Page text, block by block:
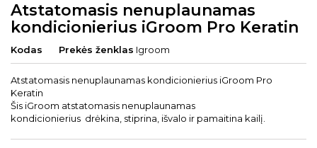
Atstatomasis nenuplaunamas
kondicionierius iGroom Pro Keratin
Kodas Prekės ženklas Igroom
Atstatomasis nenuplaunamas kondicionierius iGroom Pro
Keratin
Šis iGroom atstatomasis nenuplaunamas
kondicionierius drėkina, stiprina, išvalo ir pamaitina kailį.